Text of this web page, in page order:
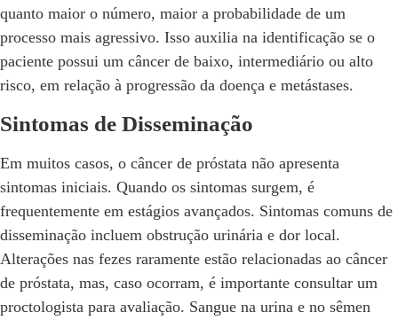
quanto maior o número, maior a probabilidade de um
processo mais agressivo. Isso auxilia na identificação se o
paciente possui um câncer de baixo, intermediário ou alto
risco, em relação à progressão da doença e metástases.
Sintomas de Disseminação
Em muitos casos, o câncer de próstata não apresenta
sintomas iniciais. Quando os sintomas surgem, é
frequentemente em estágios avançados. Sintomas comuns de
disseminação incluem obstrução urinária e dor local.
Alterações nas fezes raramente estão relacionadas ao câncer
de próstata, mas, caso ocorram, é importante consultar um
proctologista para avaliação. Sangue na urina e no sêmen